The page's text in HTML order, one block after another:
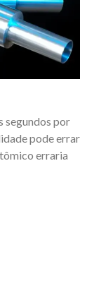
segundos por
pode errar
erraria